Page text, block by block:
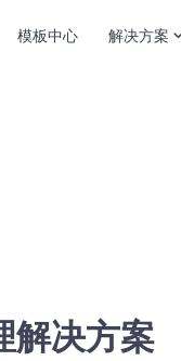
模板中心 解决方案
解决方案